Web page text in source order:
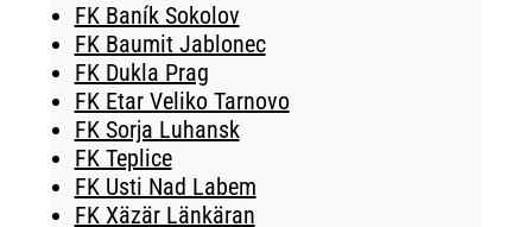
FK Baník Sokolov
FK Baumit Jablonec
FK Dukla Prag
FK Etar Veliko Tarnovo
FK Sorja Luhansk
FK Teplice
FK Usti Nad Labem
FK Xäzär Länkäran